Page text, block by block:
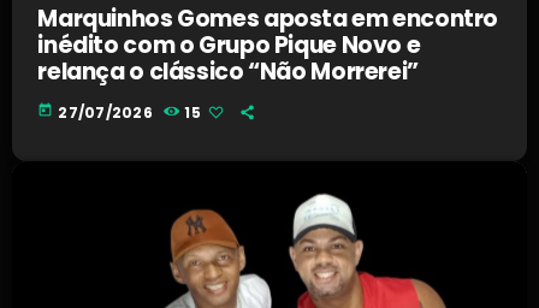
Marquinhos Gomes aposta em encontro
inédito com o Grupo Pique Novo e
relança o clássico “Não Morrerei”
today 27/07/2026 15